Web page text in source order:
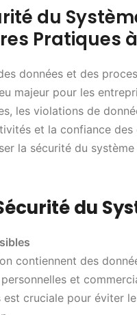
du
Pratiques
données et des
majeur pour les
les violations de
et la confiance
la sécurité du système
du
contiennent des
et
est cruciale pour éviter